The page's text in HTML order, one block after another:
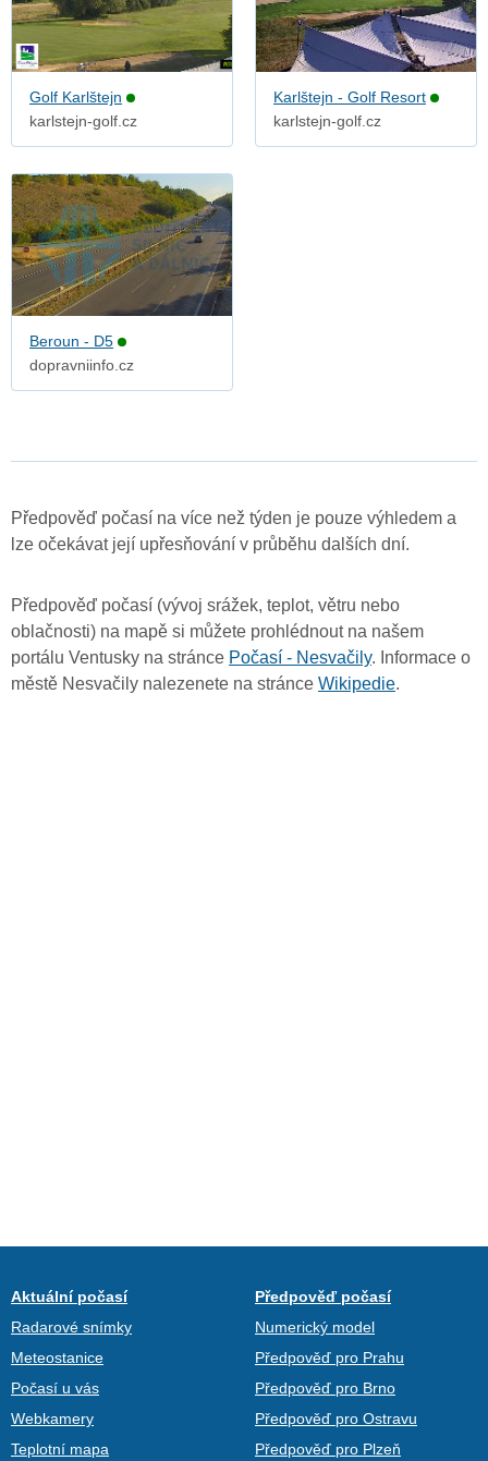
Golf Karlštejn
karlstejn-golf.cz
Karlštejn - Golf Resort
karlstejn-golf.cz
Beroun - D5
dopravniinfo.cz
Předpověď počasí na více než týden je pouze výhledem a
lze očekávat její upřesňování v průběhu dalších dní.
Předpověď počasí (vývoj srážek, teplot, větru nebo
oblačnosti) na mapě si můžete prohlédnout na našem
portálu Ventusky na stránce Počasí - Nesvačily. Informace o
městě Nesvačily nalezenete na stránce Wikipedie.
Aktuální počasí
Radarové snímky
Meteostanice
Počasí u vás
Webkamery
Teplotní mapa
Předpověď počasí
Numerický model
Předpověď pro Prahu
Předpověď pro Brno
Předpověď pro Ostravu
Předpověď pro Plzeň